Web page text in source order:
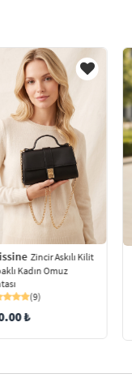
Zincir Askılı Kilit
Kadın Omuz
(9)
₺